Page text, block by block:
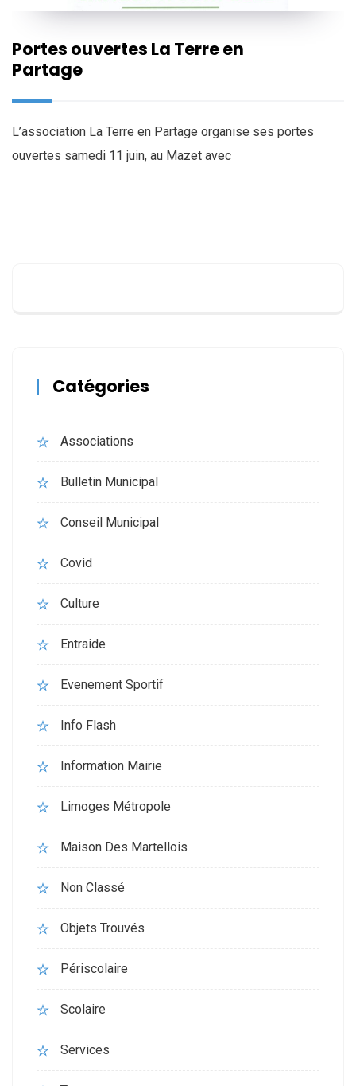
Portes ouvertes La Terre en
Partage
L’association La Terre en Partage organise ses portes
ouvertes samedi 11 juin, au Mazet avec
Catégories
Associations
Bulletin Municipal
Conseil Municipal
Covid
Culture
Entraide
Evenement Sportif
Info Flash
Information Mairie
Limoges Métropole
Maison Des Martellois
Non Classé
Objets Trouvés
Périscolaire
Scolaire
Services